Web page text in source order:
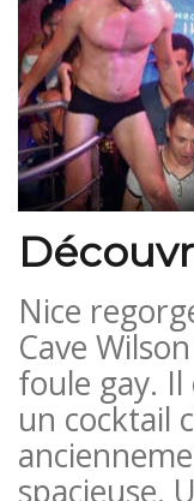
Nice
Cave
foule gay.
un cocktail
spacieuse.